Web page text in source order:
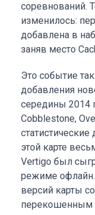
соревнований.
изменилось:
добавлена в
заняв место
Это событие
добавления
середины 2014
Cobblestone,
этой карте
Vertigo был
режиме
версий карты
перекошенным